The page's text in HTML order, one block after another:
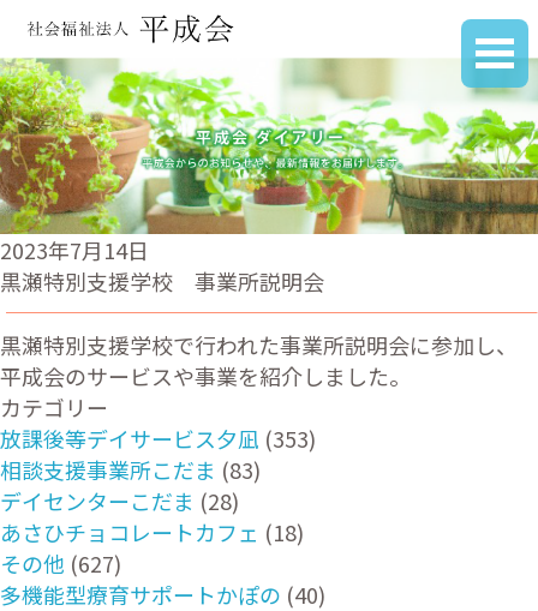
2023年7月14日
黒瀬特別支援学校 事業所説明会
黒瀬特別支援学校で行われた事業所説明会に参加し、
平成会のサービスや事業を紹介しました。
カテゴリー
放課後等デイサービス夕凪 (353)
相談支援事業所こだま (83)
デイセンターこだま (28)
あさひチョコレートカフェ (18)
その他 (627)
多機能型療育サポートかぽの (40)